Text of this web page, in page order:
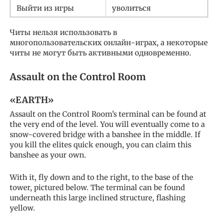
Выйти из игры уволиться
Читы нельзя использовать в
многопользовательских онлайн-играх, а некоторые
читы не могут быть активными одновременно.
Assault on the Control Room
«EARTH»
Assault on the Control Room’s terminal can be found at
the very end of the level. You will eventually come to a
snow-covered bridge with a banshee in the middle. If
you kill the elites quick enough, you can claim this
banshee as your own.
With it, fly down and to the right, to the base of the
tower, pictured below. The terminal can be found
underneath this large inclined structure, flashing
yellow.